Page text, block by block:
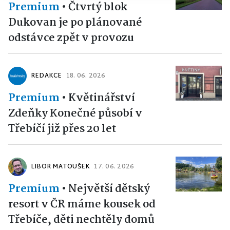
Premium •Čtvrtý blok
Dukovan je po plánované
odstávce zpět v provozu
REDAKCE 18. 06. 2026
Premium • Květinářství
Zdeňky Konečné působí v
Třebíčí již přes 20 let
LIBOR MATOUŠEK 17. 06. 2026
Premium • Největší dětský
resort v ČR máme kousek od
Třebíče, děti nechtěly domů